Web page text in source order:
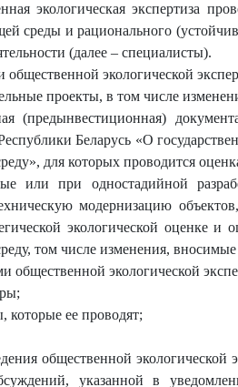
экологическая экспертиза
среды и рационального
(далее – специалисты).
общественной экологической
проекты, в том числе
(предынвестиционная)
Беларусь «О
для которых проводится
или при одностадийной
модернизацию
экологической оценке
том числе изменения,
общественной экологической
которые ее проводят;
общественной
указанной в